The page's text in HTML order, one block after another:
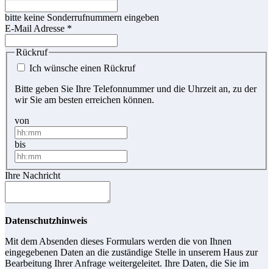
bitte keine Sonderrufnummern eingeben
E-Mail Adresse *
Rückruf
Ich wünsche einen Rückruf
Bitte geben Sie Ihre Telefonnummer und die Uhrzeit an, zu der
wir Sie am besten erreichen können.
von
bis
Ihre Nachricht
Datenschutzhinweis
Mit dem Absenden dieses Formulars werden die von Ihnen
eingegebenen Daten an die zuständige Stelle in unserem Haus zur
Bearbeitung Ihrer Anfrage weitergeleitet. Ihre Daten, die Sie im